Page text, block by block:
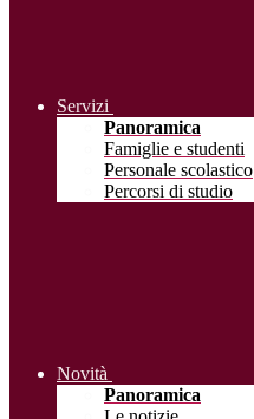
Servizi
Panoramica
Famiglie e studenti
Personale scolastico
Percorsi di studio
Novità
Panoramica